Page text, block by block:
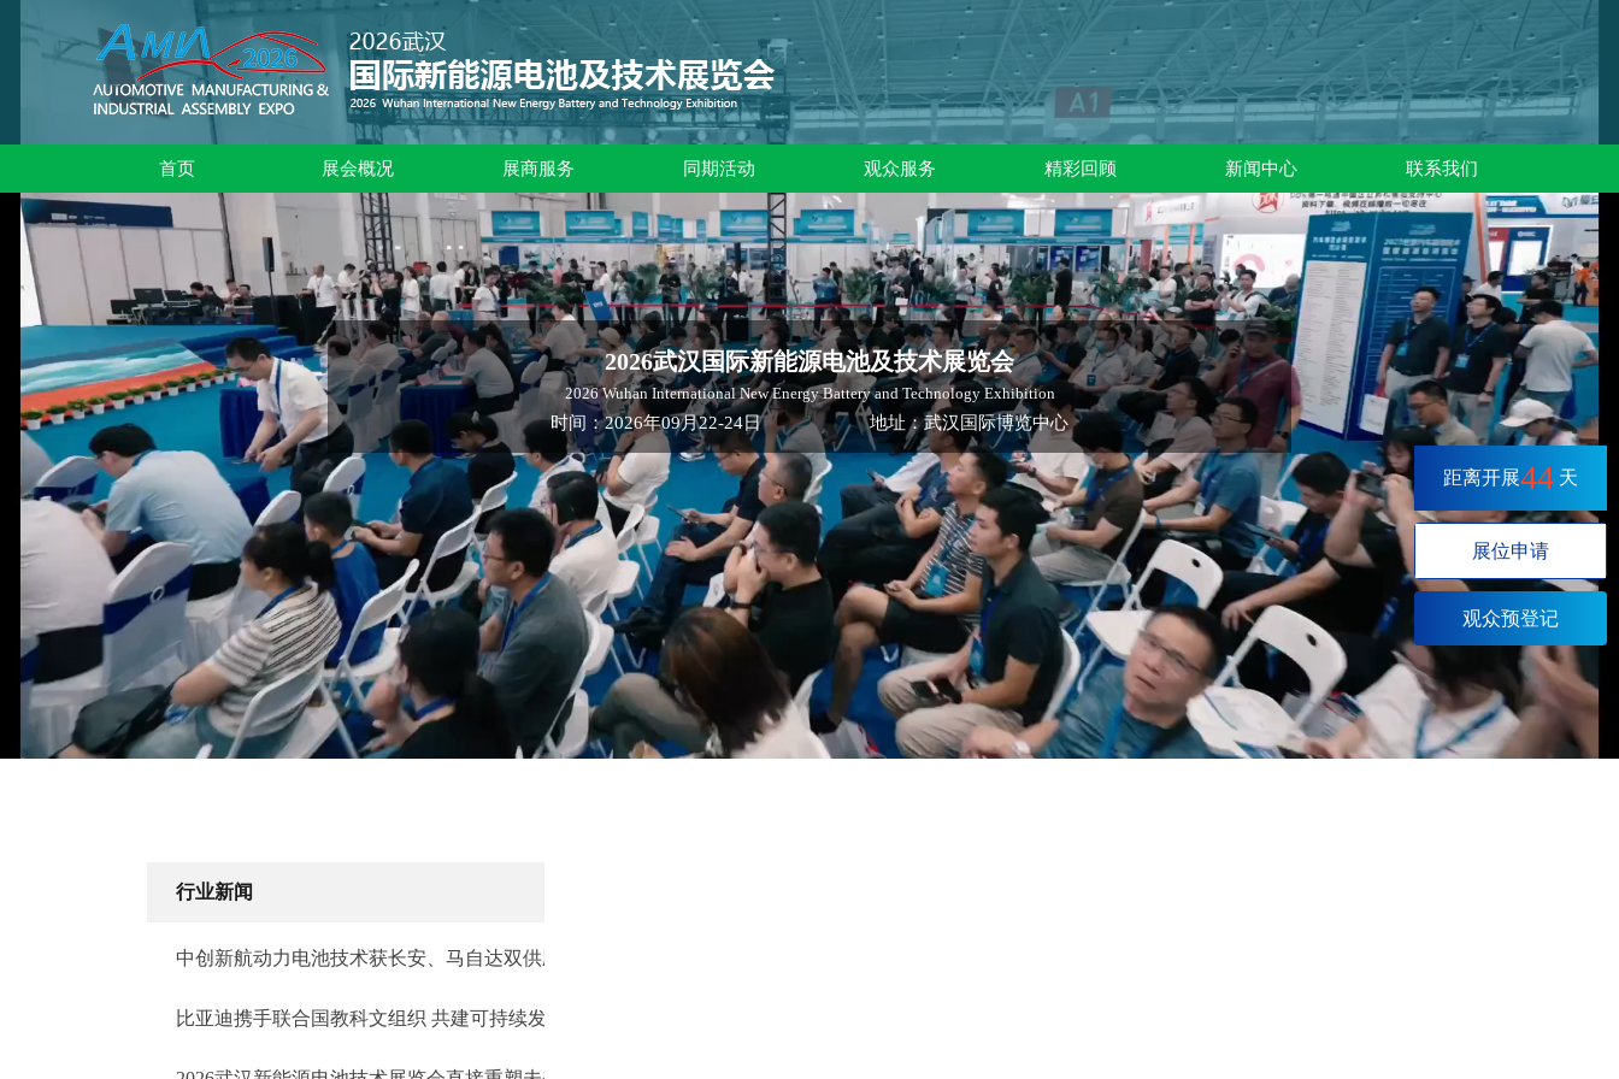
首页 展会概况 展商服务 同期活动 观众服务 精彩回顾 新闻中心 联系我们
2026武汉国际新能源电池及技术展览会
2026 Wuhan International New Energy Battery and Technology Exhibition
时间：2026年09月22-24日 地址：武汉国际博览中心
行业新闻
中创新航动力电池技术获长安、马自达双供应
商大奖
比亚迪携手联合国教科文组织 共建可持续发展
公益新生态
距离开展44 天
展位申请
观众预登记